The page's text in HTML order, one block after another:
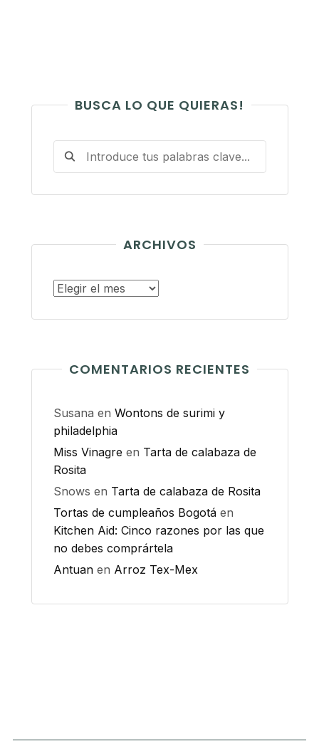
BUSCA LO QUE QUIERAS!
ARCHIVOS
Archivos
COMENTARIOS RECIENTES
Susana en Wontons de surimi y
philadelphia
Miss Vinagre en Tarta de calabaza de
Rosita
Snows en Tarta de calabaza de Rosita
Tortas de cumpleaños Bogotáen
Kitchen Aid: Cinco razones por las que
no debes comprártela
Antuanen Arroz Tex-Mex